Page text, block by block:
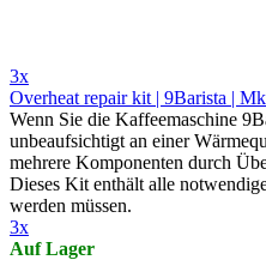
3x
Overheat repair kit | 9Barista |
Wenn Sie die Kaffeemaschine
unbeaufsichtigt an einer
mehrere Komponenten durch
Dieses Kit enthält alle
werden müssen.
3x
Auf Lager